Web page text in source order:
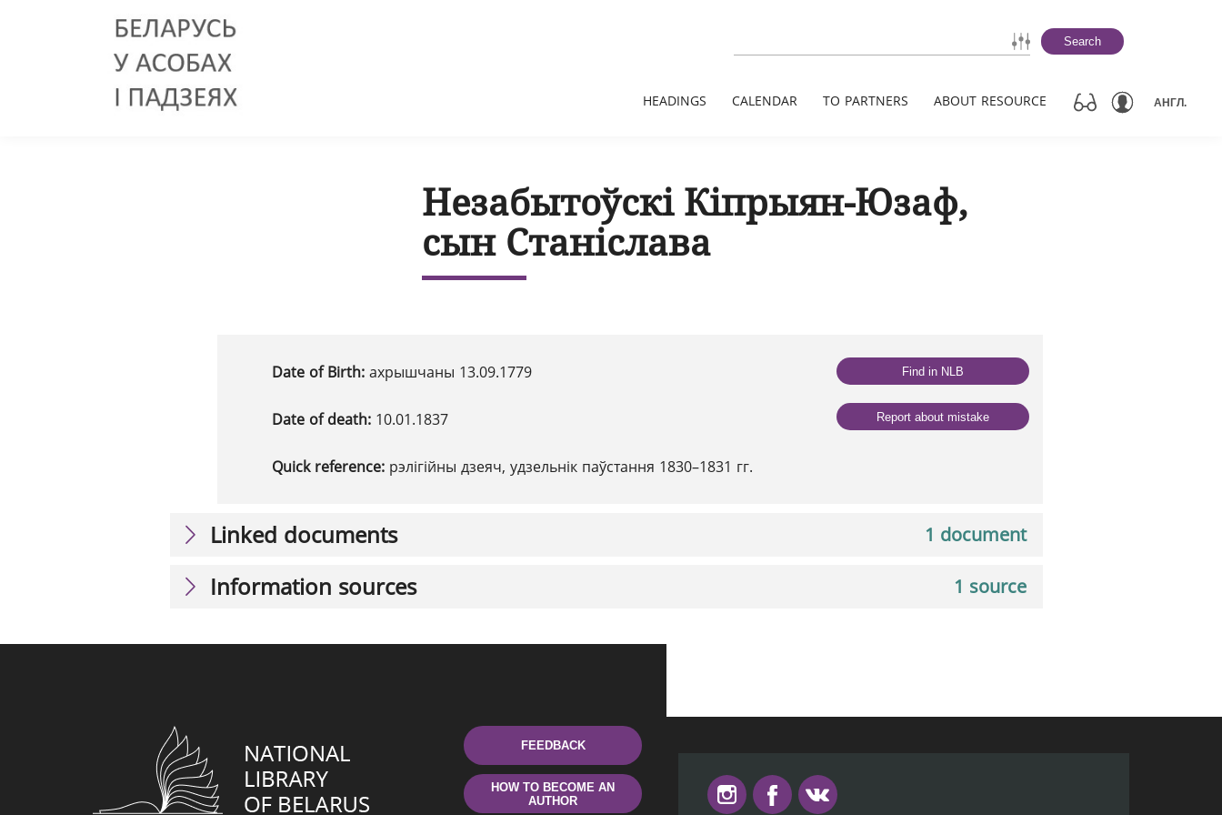
Search
HEADINGS CALENDAR TO PARTNERS ABOUT RESOURCE АНГЛ.
Незабытоўскі Кіпрыян-Юзаф,
сын Станіслава
Date of Birth: ахрышчаны 13.09.1779
Date of death: 10.01.1837
Quick reference: рэлігійны дзеяч, удзельнік паўстання 1830–1831 гг.
Find in NLB
Report about mistake
1 document
Linked documents
1 source
Information sources
FEEDBACK
HOW TO BECOME AN
AUTHOR